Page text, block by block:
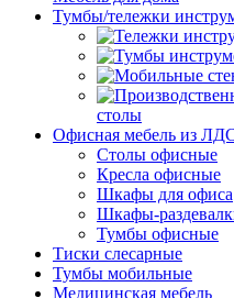
Тумбы/тележки
столы
Офисная мебель из
Столы офисные
Кресла офисные
Шкафы для офиса
Шкафы-
Тумбы офисные
Тиски слесарные
Тумбы мобильные
Медицинская мебель